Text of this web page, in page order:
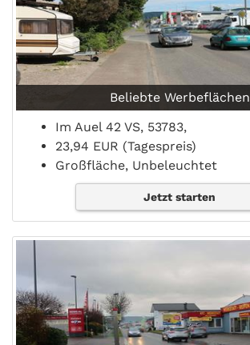
Beliebte Werbeflächen
Im Auel 42 VS, 53783,
23,94 EUR (Tagespreis)
Großfläche, Unbeleuchtet
Jetzt starten